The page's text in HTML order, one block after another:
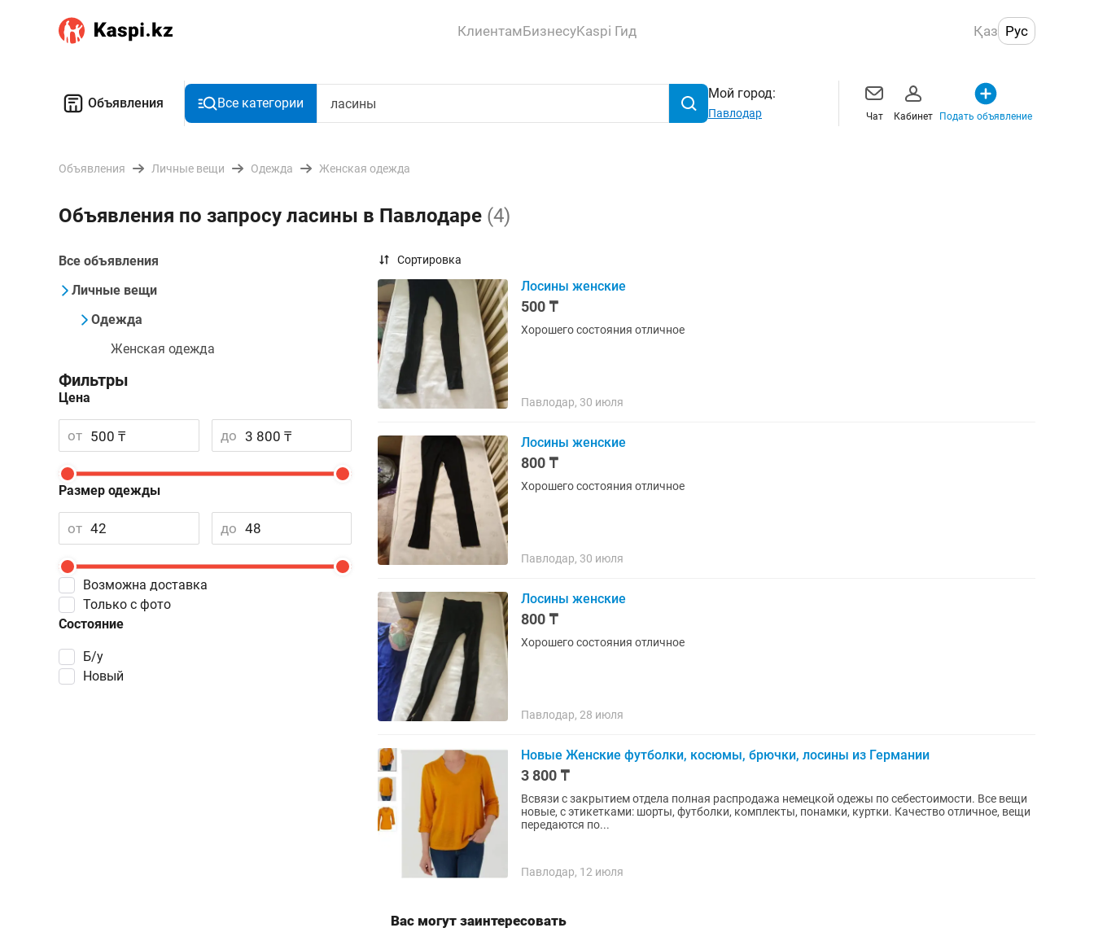
КлиентамБизнесуKaspi Гид Қаз Рус
Объявления Все категории
Мой город:
Павлодар Чат Кабинет Подать объявление
Объявления Личные вещи Одежда Женская одежда
Объявления по запросу ласины в Павлодаре (4)
Все объявления
Личные вещи
Одежда
Женская одежда
Фильтры
Цена
от до
Возможна доставка
Состояние
Б/у
Новый
Размер одежды
от до
Только с фото
Сортировка
Лосины женские
500 ₸
Хорошего состояния отличное
Павлодар, 30 июля
Лосины женские
800 ₸
Хорошего состояния отличное
Павлодар, 30 июля
Лосины женские
800 ₸
Хорошего состояния отличное
Павлодар, 28 июля
Новые Женские футболки, косюмы, брючки, лосины из Германии
3 800 ₸
Всвязи с закрытием отдела полная распродажа немецкой одежы по себестоимости. Все вещи
новые, с этикетками: шорты, футболки, комплекты, понамки, куртки. Качество отличное, вещи
передаются по...
Павлодар, 12 июля
Вас могут заинтересовать